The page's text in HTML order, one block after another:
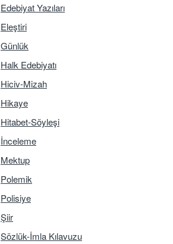
Edebiyat Yazıları
Eleştiri
Günlük
Halk Edebiyatı
Hiciv-Mizah
Hikaye
Hitabet-Söyleşi
İnceleme
Mektup
Polemik
Polisiye
Şiir
Sözlük-İmla Kılavuzu